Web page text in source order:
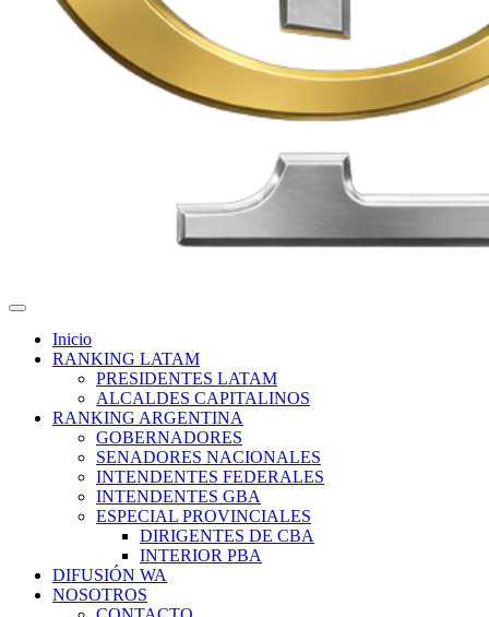
CB Global Data
electorales
Inicio
RANKING LATAM
PRESIDENTES LATAM
ALCALDES CAPITALINOS
RANKING ARGENTINA
GOBERNADORES
SENADORES NACIONALES
INTENDENTES FEDERALES
INTENDENTES GBA
ESPECIAL PROVINCIALES
DIRIGENTES DE CBA
INTERIOR PBA
DIFUSIÓN WA
NOSOTROS